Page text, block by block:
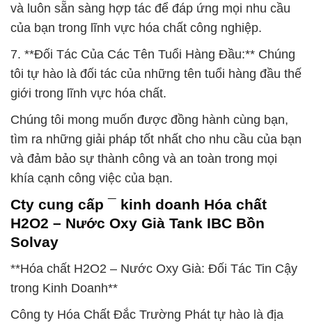
và luôn sẵn sàng hợp tác để đáp ứng mọi nhu cầu
của bạn trong lĩnh vực hóa chất công nghiệp.
7. **Đối Tác Của Các Tên Tuổi Hàng Đầu:** Chúng
tôi tự hào là đối tác của những tên tuổi hàng đầu thế
giới trong lĩnh vực hóa chất.
Chúng tôi mong muốn được đồng hành cùng bạn,
tìm ra những giải pháp tốt nhất cho nhu cầu của bạn
và đảm bảo sự thành công và an toàn trong mọi
khía cạnh công việc của bạn.
Cty cung cấp ¯ kinh doanh Hóa chất
H2O2 – Nước Oxy Già Tank IBC Bồn
Solvay
**Hóa chất H2O2 – Nước Oxy Già: Đối Tác Tin Cậy
trong Kinh Doanh**
Công ty Hóa Chất Đắc Trường Phát tự hào là địa